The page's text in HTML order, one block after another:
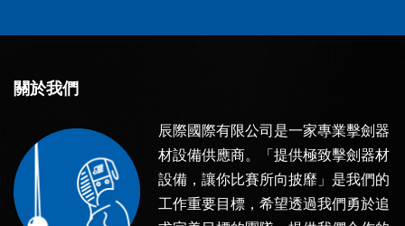
關於我們
辰際國際有限公司是一家專業擊劍器
材設備供應商。「提供極致擊劍器材
設備，讓你比賽所向披靡」是我們的
工作重要目標，希望透過我們勇於追